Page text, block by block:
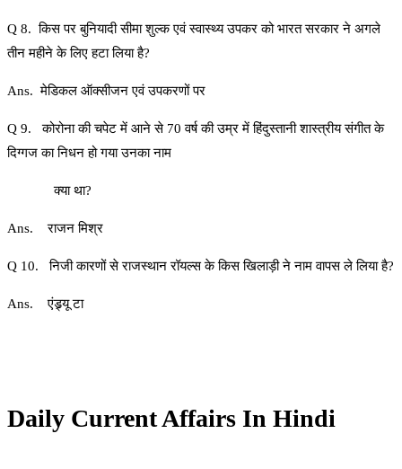
Q 8. किस पर बुनियादी सीमा शुल्क एवं स्वास्थ्य उपकर को भारत सरकार ने अगले
तीन महीने के लिए हटा लिया है?
Ans. मेडिकल ऑक्सीजन एवं उपकरणों पर
Q 9. कोरोना की चपेट में आने से 70 वर्ष की उम्र में हिंदुस्तानी शास्त्रीय संगीत के
दिग्गज का निधन हो गया उनका नाम
क्या था?
Ans. राजन मिश्र
Q 10. निजी कारणों से राजस्थान रॉयल्स के किस खिलाड़ी ने नाम वापस ले लिया है?
Ans. एंड्र्यू टा
Daily Current Affairs In Hindi